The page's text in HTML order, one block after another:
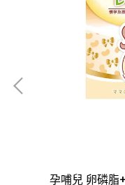
孕哺兒 卵磷脂